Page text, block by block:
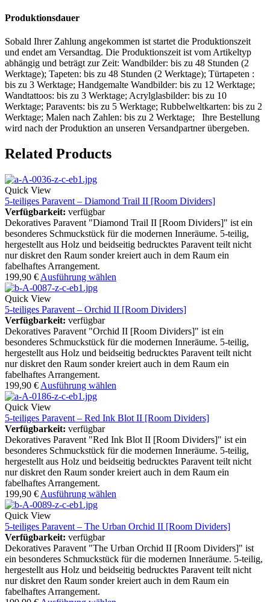
Produktionsdauer
Sobald Ihrer Zahlung angekommen ist startet die Produktionszeit
und endet am Versandtag. Die Produktionszeit ist vom Artikeltyp
abhängig und beträgt zur Zeit: Wandbilder: bis zu 48 Stunden (2
Werktage); Tapeten: bis zu 48 Stunden (2 Werktage); Türtapeten :
bis zu 3 Werktage; Handgemalte Wandbilder: bis zu 12 Werktage;
Wandtattoos: bis zu 3 Werktage; Acrylglasbilder: bis zu 10
Werktage; Paravents: bis zu 5 Werktage; Rubbelweltkarten: bis zu 2
Werktage; Malen nach Zahlen: bis zu 2 Werktage; Ihre Bestellung
wird nach der Produktion an unseren Versandpartner übergeben.
Related Products
Quick View
5-teiliges Paravent – Diamond Trail II [Room Dividers]
Verfügbarkeit: verfügbar
Dekoratives Paravent "Diamond Trail II [Room Dividers]" ist ein
besonderes Schmuckstück für die modernen Inneräume. 5-teilig,
hergestellt aus Holz und beidseitig bedrucktes Paravent teilt nicht
nur diskret den Raum sonder kreiert auch in dem Raum ein
fabelhaftes Arrangement.
199,90 € Ausführung wählen
Quick View
5-teiliges Paravent – Orchid II [Room Dividers]
Verfügbarkeit: verfügbar
Dekoratives Paravent "Orchid II [Room Dividers]" ist ein
besonderes Schmuckstück für die modernen Inneräume. 5-teilig,
hergestellt aus Holz und beidseitig bedrucktes Paravent teilt nicht
nur diskret den Raum sonder kreiert auch in dem Raum ein
fabelhaftes Arrangement.
199,90 € Ausführung wählen
Quick View
5-teiliges Paravent – Red Ink Blot II [Room Dividers]
Verfügbarkeit: verfügbar
Dekoratives Paravent "Red Ink Blot II [Room Dividers]" ist ein
besonderes Schmuckstück für die modernen Inneräume. 5-teilig,
hergestellt aus Holz und beidseitig bedrucktes Paravent teilt nicht
nur diskret den Raum sonder kreiert auch in dem Raum ein
fabelhaftes Arrangement.
199,90 € Ausführung wählen
Quick View
5-teiliges Paravent – The Urban Orchid II [Room Dividers]
Verfügbarkeit: verfügbar
Dekoratives Paravent "The Urban Orchid II [Room Dividers]" ist
ein besonderes Schmuckstück für die modernen Inneräume. 5-teilig,
hergestellt aus Holz und beidseitig bedrucktes Paravent teilt nicht
nur diskret den Raum sonder kreiert auch in dem Raum ein
fabelhaftes Arrangement.